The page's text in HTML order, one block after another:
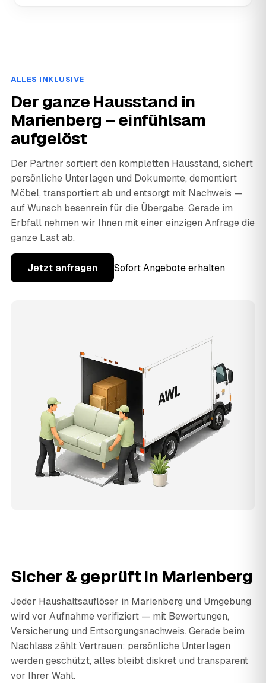
ALLES INKLUSIVE
Der ganze Hausstand in
Marienberg – einfühlsam
aufgelöst
Der Partner sortiert den kompletten Hausstand, sichert
persönliche Unterlagen und Dokumente, demontiert
Möbel, transportiert ab und entsorgt mit Nachweis —
auf Wunsch besenrein für die Übergabe. Gerade im
Erbfall nehmen wir Ihnen mit einer einzigen Anfrage die
ganze Last ab.
Jetzt anfragen Sofort Angebote erhalten
Sicher & geprüft in Marienberg
Jeder Haushaltsauflöser in Marienberg und Umgebung
wird vor Aufnahme verifiziert — mit Bewertungen,
Versicherung und Entsorgungsnachweis. Gerade beim
Nachlass zählt Vertrauen: persönliche Unterlagen
werden geschützt, alles bleibt diskret und transparent
vor Ihrer Wahl.